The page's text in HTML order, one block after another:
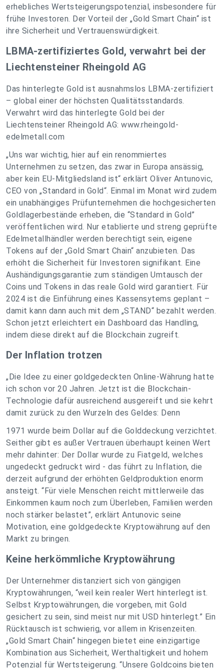
erhebliches Wertsteigerungspotenzial, insbesondere für
frühe Investoren. Der Vorteil der „Gold Smart Chain“ ist
ihre Sicherheit und Vertrauenswürdigkeit.
LBMA-zertifiziertes Gold, verwahrt bei der
Liechtensteiner Rheingold AG
Das hinterlegte Gold ist ausnahmslos LBMA-zertifiziert
– global einer der höchsten Qualitätsstandards.
Verwahrt wird das hinterlegte Gold bei der
Liechtensteiner Rheingold AG: www.rheingold-
edelmetall.com
„Uns war wichtig, hier auf ein renommiertes
Unternehmen zu setzen, das zwar in Europa ansässig,
aber kein EU-Mitgliedsland ist“ erklärt Oliver Antunovic,
CEO von „Standard in Gold“. Einmal im Monat wird zudem
ein unabhängiges Prüfunternehmen die hochgesicherten
Goldlagerbestände erheben, die “Standard in Gold”
veröffentlichen wird. Nur etablierte und streng geprüfte
Edelmetallhändler werden berechtigt sein, eigene
Tokens auf der „Gold Smart Chain“ anzubieten. Das
erhöht die Sicherheit für Investoren signifikant. Eine
Aushändigungsgarantie zum ständigen Umtausch der
Coins und Tokens in das reale Gold wird garantiert. Für
2024 ist die Einführung eines Kassensytems geplant –
damit kann dann auch mit dem „STAND“ bezahlt werden.
Schon jetzt erleichtert ein Dashboard das Handling,
indem diese direkt auf die Blockchain zugreift.
Der Inflation trotzen
„Die Idee zu einer goldgedeckten Online-Währung hatte
ich schon vor 20 Jahren. Jetzt ist die Blockchain-
Technologie dafür ausreichend ausgereift und sie kehrt
damit zurück zu den Wurzeln des Geldes: Denn
1971 wurde beim Dollar auf die Golddeckung verzichtet.
Seither gibt es außer Vertrauen überhaupt keinen Wert
mehr dahinter: Der Dollar wurde zu Fiatgeld, welches
ungedeckt gedruckt wird - das führt zu Inflation, die
derzeit aufgrund der erhöhten Geldproduktion enorm
ansteigt. “Für viele Menschen reicht mittlerweile das
Einkommen kaum noch zum Überleben, Familien werden
noch stärker belastet”, erklärt Antunovic seine
Motivation, eine goldgedeckte Kryptowährung auf den
Markt zu bringen.
Keine herkömmliche Kryptowährung
Der Unternehmer distanziert sich von gängigen
Kryptowährungen, “weil kein realer Wert hinterlegt ist.
Selbst Kryptowährungen, die vorgeben, mit Gold
gesichert zu sein, sind meist nur mit USD hinterlegt.” Ein
Rücktausch ist schwierig, vor allem in Krisenzeiten.
„Gold Smart Chain“ hingegen bietet eine einzigartige
Kombination aus Sicherheit, Werthaltigkeit und hohem
Potenzial für Wertsteigerung. “Unsere Goldcoins bieten